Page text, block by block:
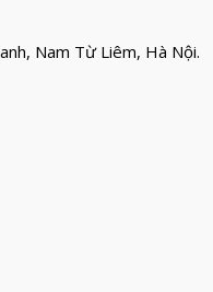
Nam Từ Liêm, Hà Nội.